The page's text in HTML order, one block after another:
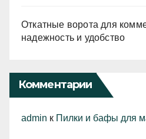
Откатные ворота для
надежность и удобство
Комментарии
admin к Пилки и бафы для